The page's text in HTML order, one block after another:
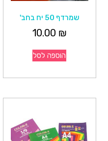
שמרדף 50 יח בחב'
10.00 ₪
הוספה לסל